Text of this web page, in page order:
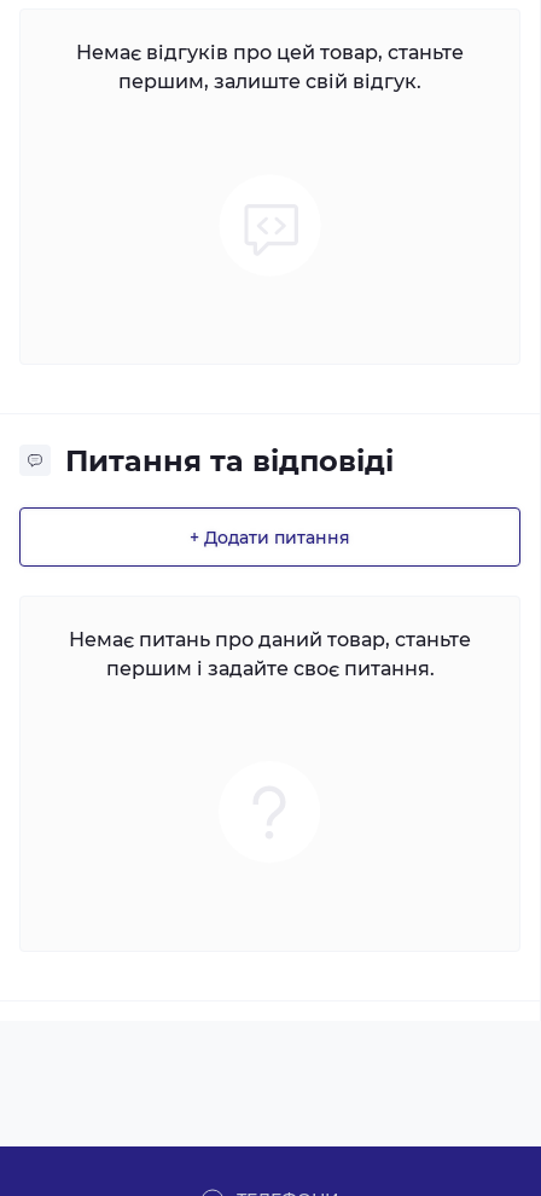
Немає відгуків про цей товар, станьте
першим, залиште свій відгук.
Питання та відповіді
+ Додати питання
Немає питань про даний товар, станьте
першим і задайте своє питання.